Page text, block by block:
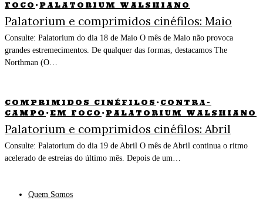
FOCO · PALATORIUM WALSHIANO
Palatorium e comprimidos cinéfilos: Maio
Consulte: Palatorium do dia 18 de Maio O mês de Maio não provoca
grandes estremecimentos. De qualquer das formas, destacamos The
Northman (O…
COMPRIMIDOS CINÉFILOS · CONTRA-
CAMPO · EM FOCO · PALATORIUM WALSHIANO
Palatorium e comprimidos cinéfilos: Abril
Consulte: Palatorium do dia 19 de Abril O mês de Abril continua o ritmo
acelerado de estreias do último mês. Depois de um…
Quem Somos